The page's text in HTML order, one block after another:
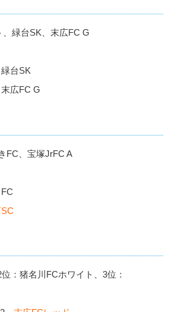
緑台SK、末広FC G
台SK
広FC G
FC、宝塚JrFC A
：猪名川FCホワイト、3位：